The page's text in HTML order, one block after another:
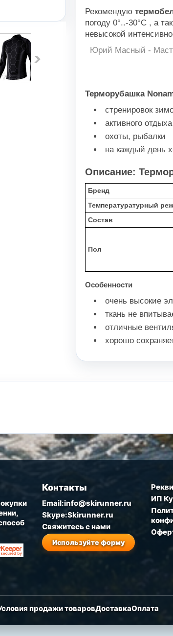
Рекомендую
погоду 0°..-30°С , а
невысокой
Юрий Масный -
Терморубашка
стренировок
активного
охоты, рыбалки
на каждый день
Описание:
Бренд
Температуратурный
Состав
Пол
Особенности
очень высокие
ткань не
отличные
хорошо
Контакты
Email:info@skirunner.ru
Skype:Skirunner.ru
Свяжитесь с нами
Используйте форму
ИП
продажи товаровДоставкаОплата